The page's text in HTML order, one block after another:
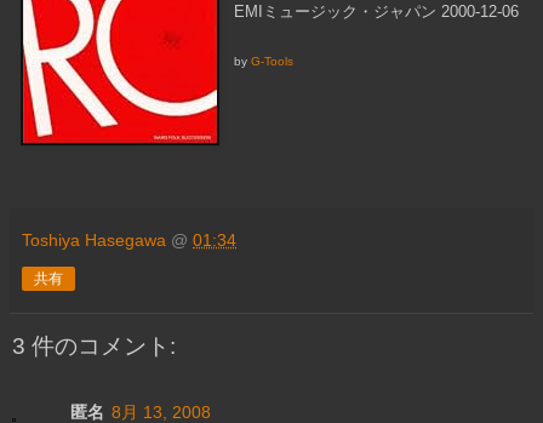
EMIミュージック・ジャパン 2000-12-06
by G-Tools
Toshiya Hasegawa @ 01:34
共有
3 件のコメント:
匿名 8月 13, 2008